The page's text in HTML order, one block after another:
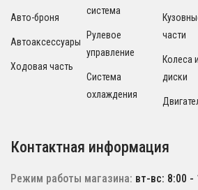
Авто-броня
Автоаксессуары
Ходовая часть
система
Рулевое
управление
Система
охлаждения
части
Колеса и
диски
Контактная информация
Режим работы магазина: вт-вс: 8:00 -